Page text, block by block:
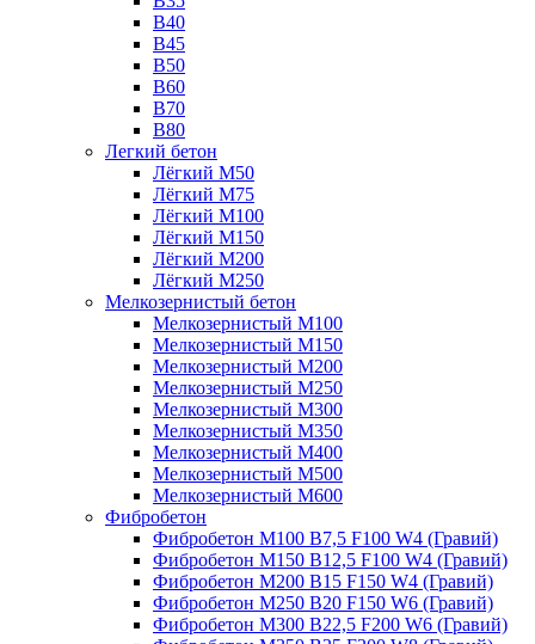
B40
В45
B50
B60
B70
B80
Легкий бетон
Лёгкий М50
Лёгкий М75
Лёгкий М100
Лёгкий М150
Лёгкий М200
Лёгкий М250
Мелкозернистый бетон
Мелкозернистый М100
Мелкозернистый М150
Мелкозернистый М200
Мелкозернистый М250
Мелкозернистый М300
Мелкозернистый М350
Мелкозернистый М400
Мелкозернистый М500
Мелкозернистый М600
Фибробетон
Фибробетон М100 B7,5 F100 W4 (Гравий)
Фибробетон М150 B12,5 F100 W4 (Гравий)
Фибробетон М200 B15 F150 W4 (Гравий)
Фибробетон М250 B20 F150 W6 (Гравий)
Фибробетон М300 B22,5 F200 W6 (Гравий)